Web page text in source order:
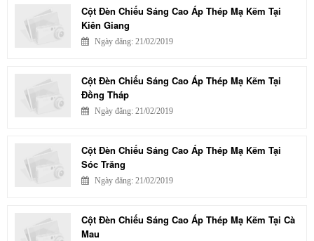
Cột Đèn Chiếu Sáng Cao Áp Thép Mạ Kẽm Tại
Kiên Giang
Ngày đăng: 21/02/2019
Cột Đèn Chiếu Sáng Cao Áp Thép Mạ Kẽm Tại
Đồng Tháp
Ngày đăng: 21/02/2019
Cột Đèn Chiếu Sáng Cao Áp Thép Mạ Kẽm Tại
Sóc Trăng
Ngày đăng: 21/02/2019
Cột Đèn Chiếu Sáng Cao Áp Thép Mạ Kẽm Tại Cà
Mau